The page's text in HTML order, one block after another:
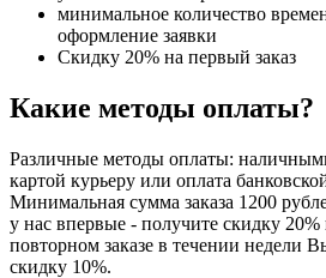
минимальное количество
оформление заявки
Скидку 20% на первый заказ
Какие методы оплаты?
Различные методы оплаты:
картой курьеру или оплата
Минимальная сумма заказа 1200
у нас впервые - получите скидку
повторном заказе в течении недели
скидку 10%.